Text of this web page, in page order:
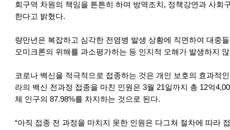
회구역 차원의 책임을 튼튼히 하며 방역조치, 정책강연과 사회
한다고 밝혔다.
량만년은 복잡하고 심각한 전염병 발생 상황에 직면하여 대중
오미크론의 위해를 과소평가하는 등 인지적 오해가 발생하지
코로나 백신을 적극적으로 접종하는 것은 개인 보호의 효과적
라의 백신 전과정 접종을 마친 인원은 3월 21일까지 총 12억
체 인구의 87.98%를 차지하는 것으로 된다.
“아직 접종 전 과정을 마치지 못한 인원은 다그쳐 절차에 따라